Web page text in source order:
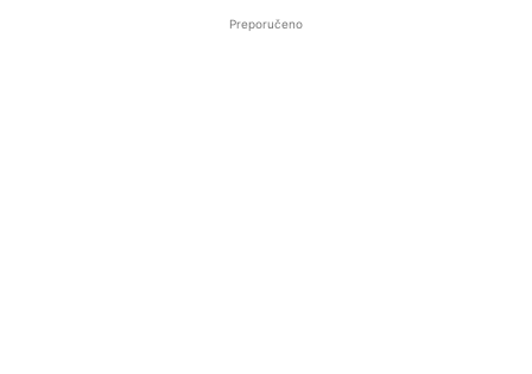
Preporučeno